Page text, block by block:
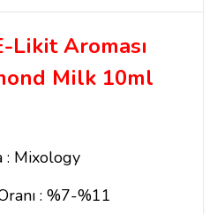
Likit Aroması
Milk 10ml
: Mixology
: %7-%11